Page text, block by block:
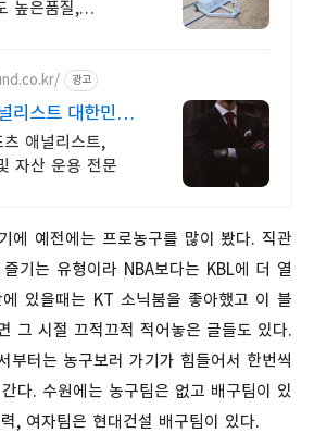
높은품질,
광고
리스트 대한민국
애널리스트,
자산 운용 전문
에 예전에는 프로농구를 많이 봤다. 직관
기는 유형이라 NBA보다는 KBL에 더 열
있을때는 KT 소닉붐을 좋아했고 이 블
그 시절 끄적끄적 적어놓은 글들도 있다.
부터는 농구보러 가기가 힘들어서 한번씩
다. 수원에는 농구팀은 없고 배구팀이 있
, 여자팀은 현대건설 배구팀이 있다.